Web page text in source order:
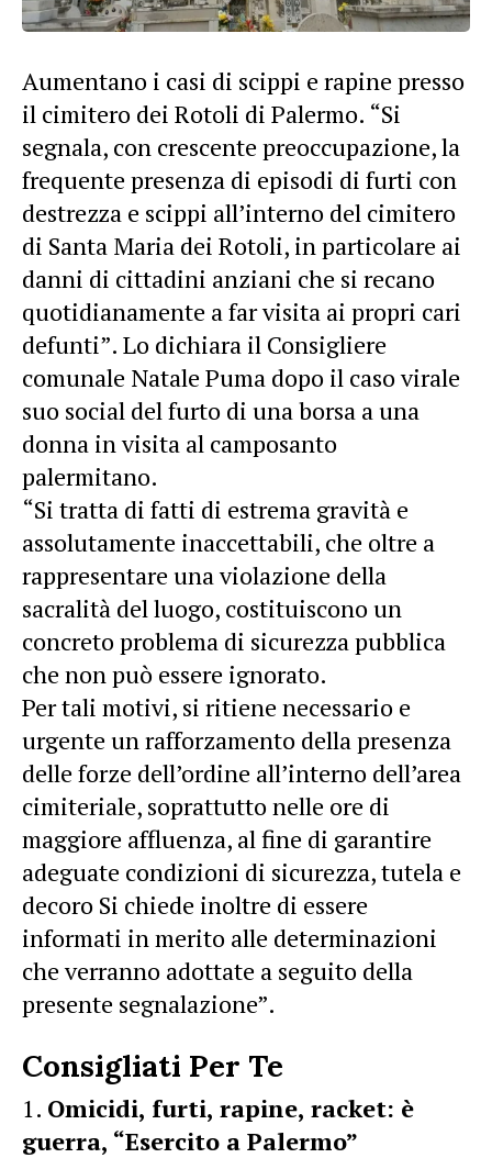
Aumentano i casi di scippi e rapine presso
il cimitero dei Rotoli di Palermo. “Si
segnala, con crescente preoccupazione, la
frequente presenza di episodi di furti con
destrezza e scippi all’interno del cimitero
di Santa Maria dei Rotoli, in particolare ai
danni di cittadini anziani che si recano
quotidianamente a far visita ai propri cari
defunti”. Lo dichiara il Consigliere
comunale Natale Puma dopo il caso virale
suo social del furto di una borsa a una
donna in visita al camposanto
palermitano.
“Si tratta di fatti di estrema gravità e
assolutamente inaccettabili, che oltre a
rappresentare una violazione della
sacralità del luogo, costituiscono un
concreto problema di sicurezza pubblica
che non può essere ignorato.
Per tali motivi, si ritiene necessario e
urgente un rafforzamento della presenza
delle forze dell’ordine all’interno dell’area
cimiteriale, soprattutto nelle ore di
maggiore affluenza, al fine di garantire
adeguate condizioni di sicurezza, tutela e
decoro Si chiede inoltre di essere
informati in merito alle determinazioni
che verranno adottate a seguito della
presente segnalazione”.
Consigliati Per Te
Omicidi, furti, rapine, racket: è
guerra, “Esercito a Palermo”